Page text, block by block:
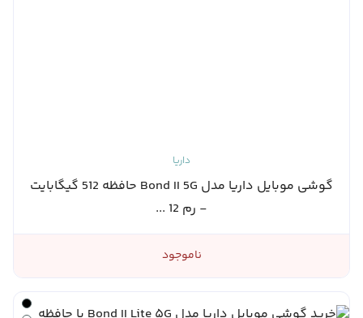
داریا
گوشی موبایل داریا مدل Bond II 5G حافظه 512 گیگابایت
- رم 12 ...
ناموجود